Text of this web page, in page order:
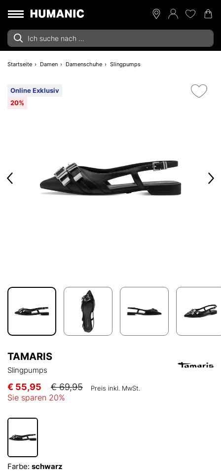
Startseite Damen Damenschuhe Slingpumps
Online Exklusiv
20%
TAMARIS
Slingpumps
€ 55,95 € 69,95 Preis inkl. MwSt.
Sie sparen 20%
Farbe: schwarz